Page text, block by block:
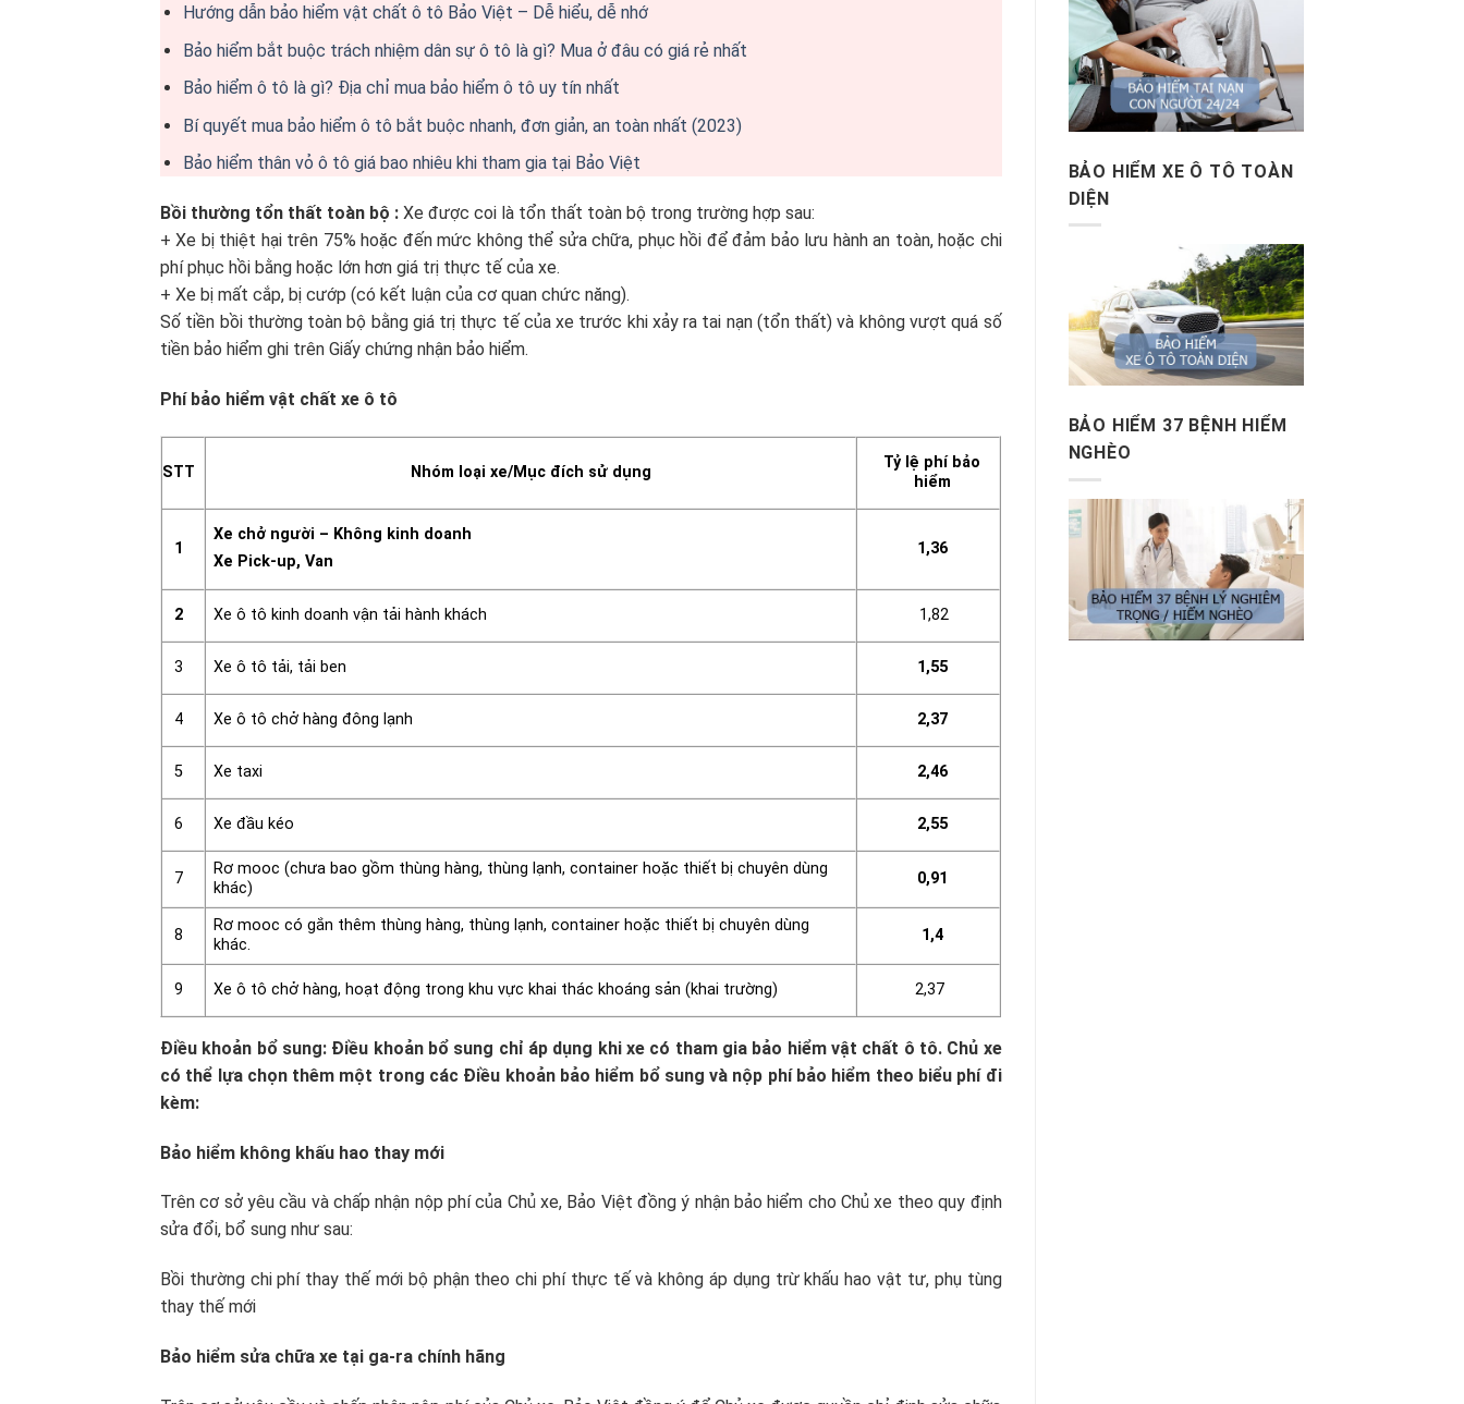
Hướng dẫn bảo hiểm vật chất ô tô Bảo Việt – Dễ hiểu, dễ nhớ
Bảo hiểm bắt buộc trách nhiệm dân sự ô tô là gì? Mua ở đâu có giá rẻ nhất
Bảo hiểm ô tô là gì? Địa chỉ mua bảo hiểm ô tô uy tín nhất
Bí quyết mua bảo hiểm ô tô bắt buộc nhanh, đơn giản, an toàn nhất (2023)
Bảo hiểm thân vỏ ô tô giá bao nhiêu khi tham gia tại Bảo Việt
Bồi thường tổn thất toàn bộ : Xe được coi là tổn thất toàn bộ trong trường hợp sau:
+ Xe bị thiệt hại trên 75% hoặc đến mức không thể sửa chữa, phục hồi để đảm bảo lưu hành an toàn, hoặc chi
phí phục hồi bằng hoặc lớn hơn giá trị thực tế của xe.
+ Xe bị mất cắp, bị cướp (có kết luận của cơ quan chức năng).
Số tiền bồi thường toàn bộ bằng giá trị thực tế của xe trước khi xảy ra tai nạn (tổn thất) và không vượt quá số
tiền bảo hiểm ghi trên Giấy chứng nhận bảo hiểm.
Phí bảo hiểm vật chất xe ô tô
STT Nhóm loại xe/Mục đích sử dụng
Tỷ lệ phí bảo
hiểm
1
Xe chở người – Không kinh doanh
Xe Pick-up, Van
1,36
2 Xe ô tô kinh doanh vận tải hành khách 1,82
3 Xe ô tô tải, tải ben 1,55
4 Xe ô tô chở hàng đông lạnh 2,37
5 Xe taxi 2,46
6 Xe đầu kéo 2,55
7
Rơ mooc (chưa bao gồm thùng hàng, thùng lạnh, container hoặc thiết bị chuyên dùng
khác)
0,91
8
Rơ mooc có gắn thêm thùng hàng, thùng lạnh, container hoặc thiết bị chuyên dùng
khác.
1,4
9 Xe ô tô chở hàng, hoạt động trong khu vực khai thác khoáng sản (khai trường) 2,37
Điều khoản bổ sung: Điều khoản bổ sung chỉ áp dụng khi xe có tham gia bảo hiểm vật chất ô tô. Chủ xe
có thể lựa chọn thêm một trong các Điều khoản bảo hiểm bổ sung và nộp phí bảo hiểm theo biểu phí đi
kèm:
Bảo hiểm không khấu hao thay mới
Trên cơ sở yêu cầu và chấp nhận nộp phí của Chủ xe, Bảo Việt đồng ý nhận bảo hiểm cho Chủ xe theo quy định
sửa đổi, bổ sung như sau:
Bồi thường chi phí thay thế mới bộ phận theo chi phí thực tế và không áp dụng trừ khấu hao vật tư, phụ tùng
thay thế mới
Bảo hiểm sửa chữa xe tại ga-ra chính hãng
BẢO HIỂM XE Ô TÔ TOÀN
DIỆN
BẢO HIỂM 37 BỆNH HIỂM
NGHÈO